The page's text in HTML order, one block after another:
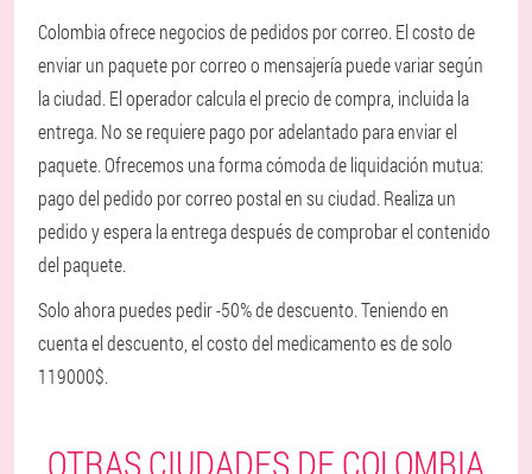
Colombia ofrece negocios de pedidos por correo. El costo de
enviar un paquete por correo o mensajería puede variar según
la ciudad. El operador calcula el precio de compra, incluida la
entrega. No se requiere pago por adelantado para enviar el
paquete. Ofrecemos una forma cómoda de liquidación mutua:
pago del pedido por correo postal en su ciudad. Realiza un
pedido y espera la entrega después de comprobar el contenido
del paquete.
Solo ahora puedes pedir -50% de descuento. Teniendo en
cuenta el descuento, el costo del medicamento es de solo
119000$.
OTRAS CIUDADES DE COLOMBIA